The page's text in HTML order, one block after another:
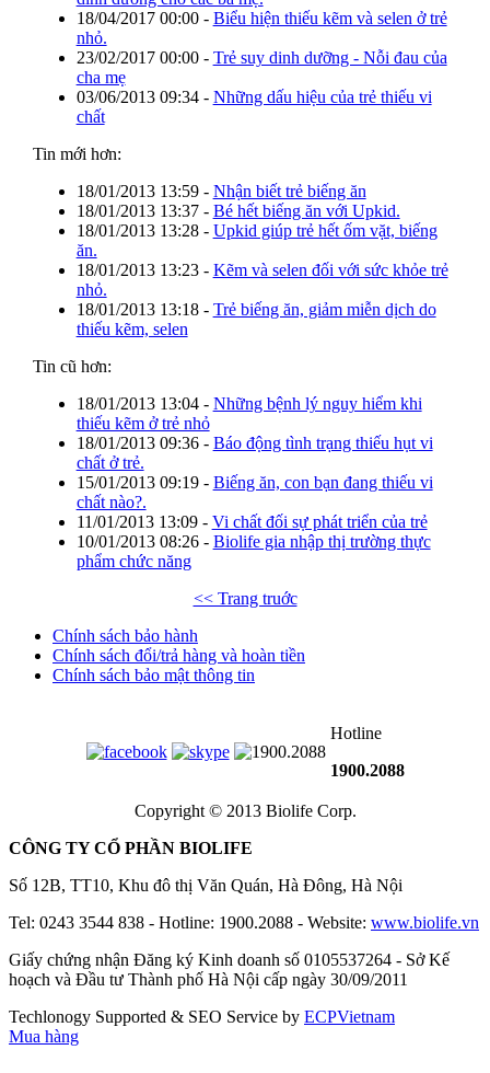
18/04/2017 00:00- Biểu hiện thiếu kẽm và selen ở trẻ
nhỏ.
23/02/2017 00:00- Trẻ suy dinh dưỡng - Nỗi đau của
cha mẹ
03/06/2013 09:34- Những dấu hiệu của trẻ thiếu vi
chất
Tin mới hơn:
18/01/2013 13:59- Nhận biết trẻ biếng ăn
18/01/2013 13:37- Bé hết biếng ăn với Upkid.
18/01/2013 13:28- Upkid giúp trẻ hết ốm vặt, biếng
ăn.
18/01/2013 13:23- Kẽm và selen đối với sức khỏe trẻ
nhỏ.
18/01/2013 13:18- Trẻ biếng ăn, giảm miễn dịch do
thiếu kẽm, selen
Tin cũ hơn:
18/01/2013 13:04- Những bệnh lý nguy hiểm khi
thiếu kẽm ở trẻ nhỏ
18/01/2013 09:36- Báo động tình trạng thiếu hụt vi
chất ở trẻ.
15/01/2013 09:19- Biếng ăn, con bạn đang thiếu vi
chất nào?.
11/01/2013 13:09- Vi chất đối sự phát triển của trẻ
10/01/2013 08:26- Biolife gia nhập thị trường thực
phẩm chức năng
<< Trang truớc
Chính sách bảo hành
Chính sách đổi/trả hàng và hoàn tiền
Chính sách bảo mật thông tin
Hotline
1900.2088
Copyright © 2013 Biolife Corp.
CÔNG TY CỔ PHẦN BIOLIFE
Số 12B, TT10, Khu đô thị Văn Quán, Hà Đông, Hà Nội
Tel: 0243 3544 838 - Hotline: 1900.2088 - Website: www.biolife.vn
Giấy chứng nhận Đăng ký Kinh doanh số 0105537264 - Sở Kế
hoạch và Đầu tư Thành phố Hà Nội cấp ngày 30/09/2011
Techlonogy Supported & SEO Service by ECPVietnam
Mua hàng